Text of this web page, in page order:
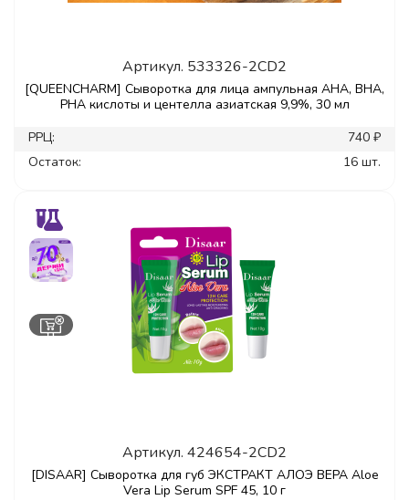
Артикул. 533326-2CD2
[QUEENCHARM] Сыворотка для лица ампульная AHA, BHA,
PHA кислоты и центелла азиатская 9,9%, 30 мл
РРЦ:
740 ₽
Остаток:
16 шт.
Артикул. 424654-2CD2
[DISAAR] Сыворотка для губ ЭКСТРАКТ АЛОЭ ВЕРА Aloe
Vera Lip Serum SPF 45, 10 г